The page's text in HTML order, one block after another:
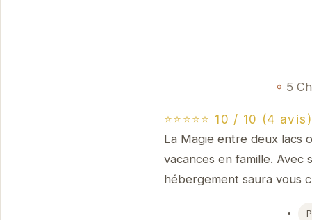
5
⭐⭐⭐⭐⭐ 10 / 10 (4 avis)
La Magie entre deux lacs
vacances en famille. Avec
hébergement saura vous